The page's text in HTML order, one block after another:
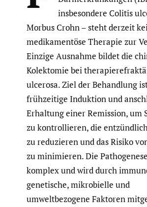
insbesondere Colitis
Morbus Crohn – steht derzeit
medikamentöse Therapie zur
Einzige Ausnahme bildet die
Kolektomie bei
ulcerosa. Ziel der Behandlung
frühzeitige Induktion und
Erhaltung einer Remission, um
zu kontrollieren, die
zu reduzieren und das Risiko
zu minimieren. Die
komplex und wird durch
genetische, mikrobielle und
umweltbezogene Faktoren